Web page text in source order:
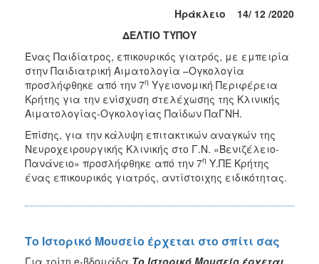
Ηράκλειο 14/ 12 /2020
ΔΕΛΤΙΟ ΤΥΠΟΥ
Ένας Παιδίατρος, επικουρικός γιατρός, με εμπειρία
στην Παιδιατρική Αιματολογία –Ογκολογία
προσλήφθηκε από την 7η Υγειονομική Περιφέρεια
Κρήτης για την ενίσχυση στελέχωσης της Κλινικής
Αιματολογίας-Ογκολογίας Παίδων ΠαΓΝΗ.
Επίσης, για την κάλυψη επιτακτικών αναγκών της
Νευροχειρουργικής Κλινικής στο Γ.Ν. «Βενιζέλειο-
Πανάνειο» προσλήφθηκε από την 7η Υ.ΠΕ Κρήτης
ένας επικουρικός γιατρός, αντίστοιχης ειδικότητας.
Το Ιστορικό Μουσείο έρχεται στο σπίτι σας
Για τρίτη e-βδομάδα Το Ιστορικό Μουσείο έρχεται